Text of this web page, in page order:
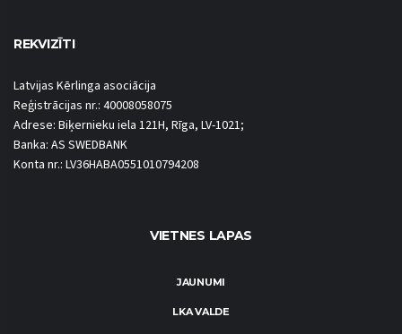
REKVIZĪTI
Latvijas Kērlinga asociācija
Reģistrācijas nr.: 40008058075
Adrese: Biķernieku iela 121H, Rīga, LV-1021;
Banka: AS SWEDBANK
Konta nr.: LV36HABA0551010794208
VIETNES LAPAS
JAUNUMI
LKA VALDE